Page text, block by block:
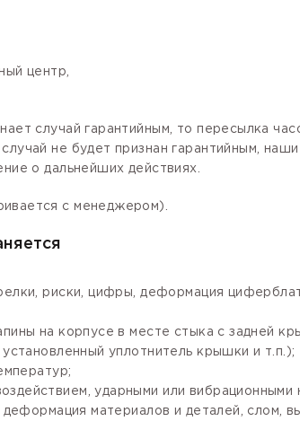
центр,
случай гарантийным, то пересылка
не будет признан гарантийным,
о дальнейших действиях.
с менеджером).
риски, цифры, деформация
на корпусе в месте стыка с задней
уплотнитель крышки и т.п.);
ударными или вибрационными
материалов и деталей, слом,